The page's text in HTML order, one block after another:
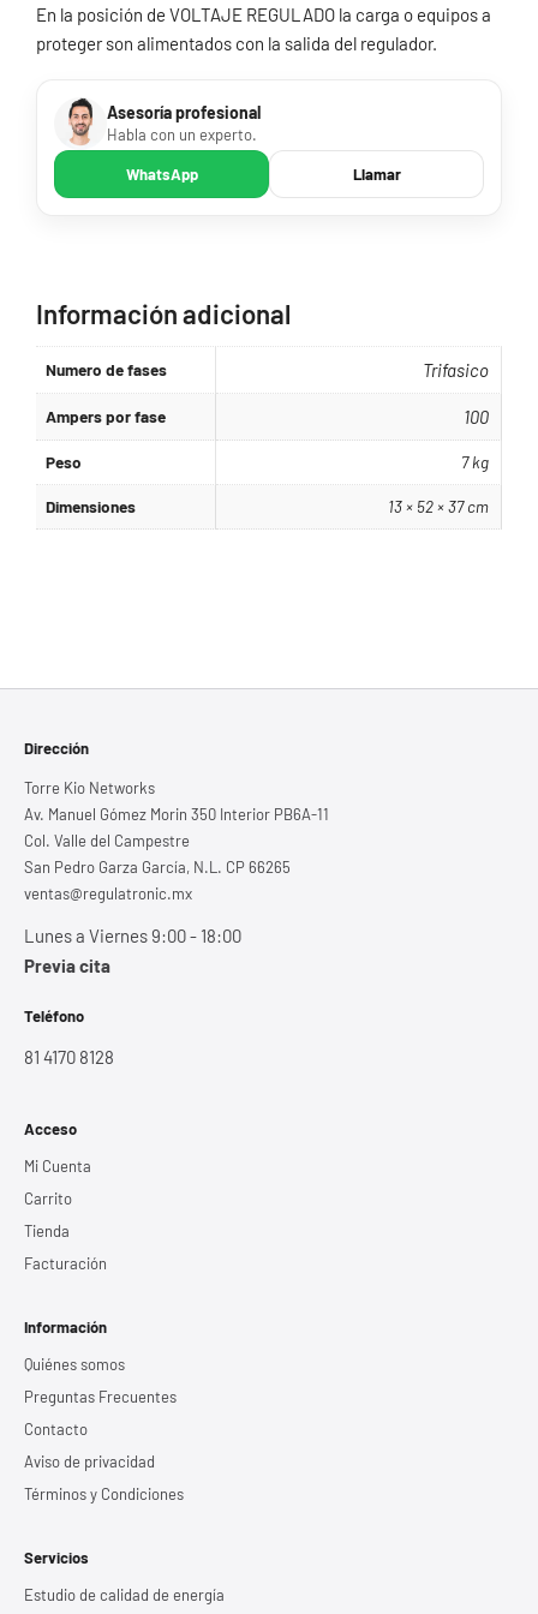
En la posición de VOLTAJE REGULADO la carga o equipos a
proteger son alimentados con la salida del regulador.
Asesoría profesional
Habla con un experto.
WhatsApp Llamar
Información adicional
Numero de fases Trifasico
Ampers por fase 100
Peso 7 kg
Dimensiones 13 × 52 × 37 cm
Dirección
Torre Kio Networks
Av. Manuel Gómez Morin 350 Interior PB6A-11
Col. Valle del Campestre
San Pedro Garza García, N.L. CP 66265
ventas@regulatronic.mx
Lunes a Viernes 9:00 - 18:00
Previa cita
Teléfono
81 4170 8128
Acceso
Mi Cuenta
Carrito
Tienda
Facturación
Información
Quiénes somos
Preguntas Frecuentes
Contacto
Aviso de privacidad
Términos y Condiciones
Servicios
Estudio de calidad de energía